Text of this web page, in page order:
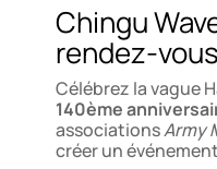
Chingu
rendez-
Célébrez la vague
140ème
associationsArmy
créer un